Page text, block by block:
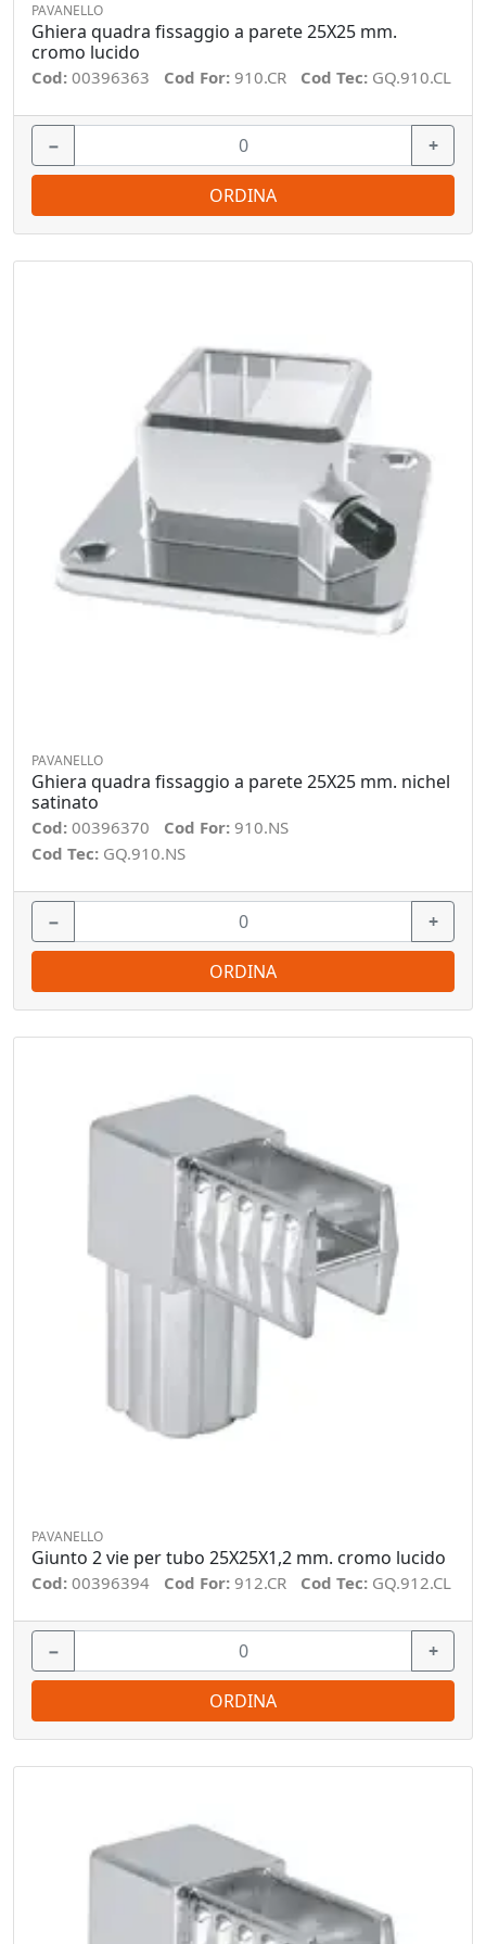
PAVANELLO
Ghiera quadra fissaggio a parete 25X25 mm.
cromo lucido
Cod: 00396363 Cod For: 910.CR Cod Tec: GQ.910.CL
− +
ORDINA
PAVANELLO
Ghiera quadra fissaggio a parete 25X25 mm. nichel
satinato
Cod: 00396370 Cod For: 910.NS
Cod Tec: GQ.910.NS
− +
ORDINA
PAVANELLO
Giunto 2 vie per tubo 25X25X1,2 mm. cromo lucido
Cod: 00396394 Cod For: 912.CR Cod Tec: GQ.912.CL
− +
ORDINA